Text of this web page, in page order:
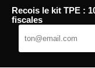
Passer
contenu
TaqTaq
Recois le kit TPE :
fiscales